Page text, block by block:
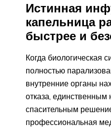
Истинная
капельница
быстрее и
Когда биологическая
полностью
внутренние органы
отказа,
спасительным
профессиональная